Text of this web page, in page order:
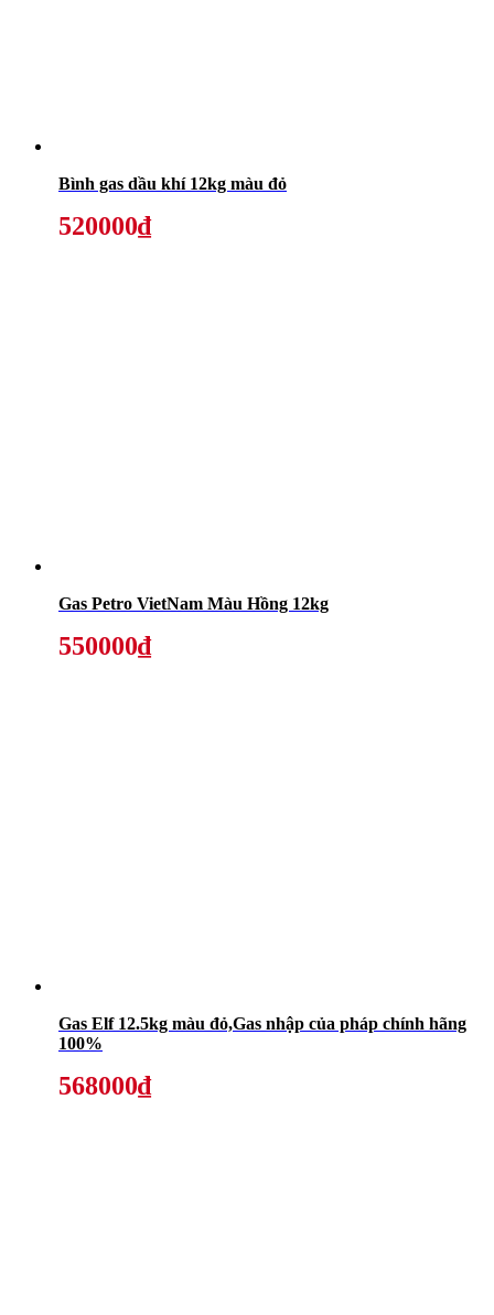
Bình gas dầu khí 12kg màu đỏ
520000₫
Gas Petro VietNam Màu Hồng 12kg
550000₫
Gas Elf 12.5kg màu đỏ,Gas nhập của pháp chính hãng
100%
568000₫